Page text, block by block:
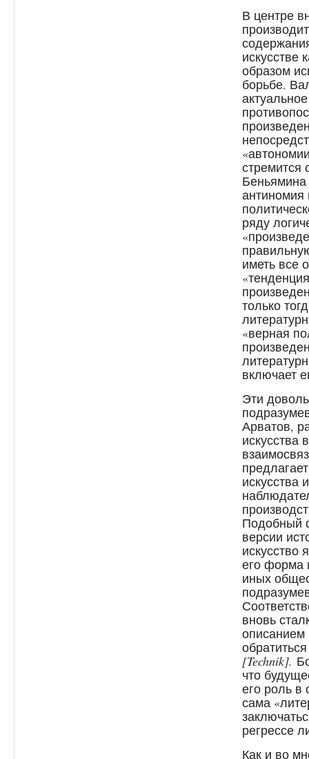
В центре
искусстве
образом
борьбе.
стремится
Беньямина
антиномия
ряду
иметь все
только
«верная
включает
Эти
Арватов,
искусства
искусства
Подобный
версии
искусство
его форма
иных
вновь
описанием
[Technik].
что
его роль в
сама
регрессе
Как и во